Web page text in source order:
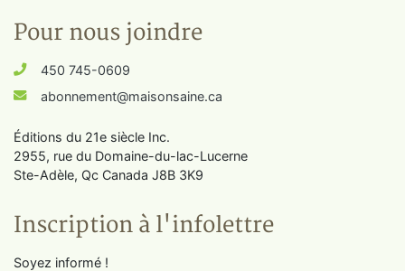
Pour nous joindre
450 745-0609
abonnement@maisonsaine.ca
Éditions du 21e siècle Inc.
2955, rue du Domaine-du-lac-Lucerne
Ste-Adèle, Qc Canada J8B 3K9
Inscription à l'infolettre
Soyez informé !